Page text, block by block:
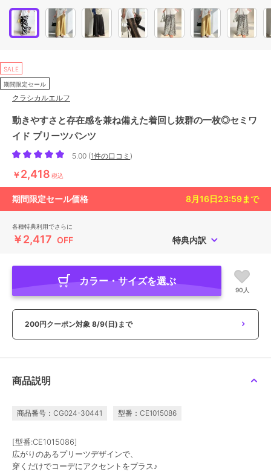
SALE
期間限定セール
クラシカルエルフ
動きやすさと存在感を兼ね備えた着回し抜群の一枚◎セミワ
イド プリーツパンツ
5.00 (1件の口コミ )
￥2,418 税込
期間限定セール価格 8月16日23:59まで
各種特典利用でさらに
￥2,417 OFF 特典内訳
カラー・サイズを選ぶ
90人
200円クーポン対象 8/9(日)まで
商品説明
商品番号：CG024-30441 型番：CE1015086
[型番:CE1015086]
広がりのあるプリーツデザインで、
穿くだけでコーデにアクセントをプラス♪